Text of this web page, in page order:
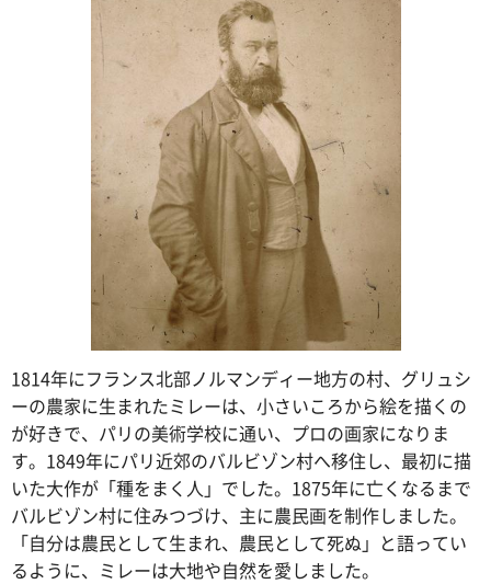
1814年にフランス北部ノルマンディー地方の村、グリュシ
ーの農家に生まれたミレーは、小さいころから絵を描くの
が好きで、パリの美術学校に通い、プロの画家になりま
す。1849年にパリ近郊のバルビゾン村へ移住し、最初に描
いた大作が「種をまく人」でした。1875年に亡くなるまで
バルビゾン村に住みつづけ、主に農民画を制作しました。
「自分は農民として生まれ、農民として死ぬ」と語ってい
るように、ミレーは大地や自然を愛しました。